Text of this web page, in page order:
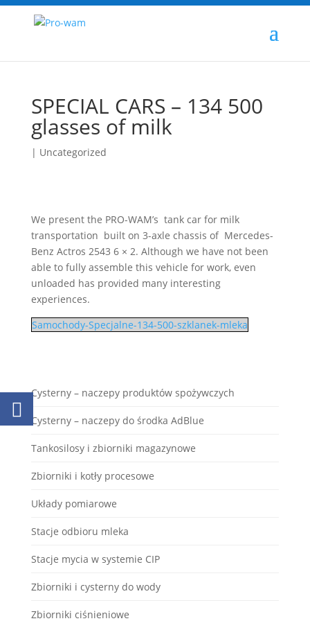
SPECIAL CARS – 134 500
glasses of milk
| Uncategorized
We present the PRO-WAM’s tank car for milk
transportation built on 3-axle chassis of Mercedes-
Benz Actros 2543 6 × 2. Although we have not been
able to fully assemble this vehicle for work, even
unloaded has provided many interesting
experiences.
Samochody-Specjalne-134-500-szklanek-mleka
Cysterny – naczepy produktów spożywczych
Cysterny – naczepy do środka AdBlue
Tankosilosy i zbiorniki magazynowe
Zbiorniki i kotły procesowe
Układy pomiarowe
Stacje odbioru mleka
Stacje mycia w systemie CIP
Zbiorniki i cysterny do wody
Zbiorniki ciśnieniowe